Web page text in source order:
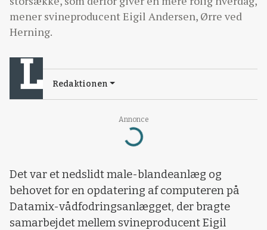
Annonce
Loading...
mener svineproducent Eigil Andersen, Ørre ved
Herning.
Redaktionen
Det var et nedslidt male-blandeanlæg og
behovet for en opdatering af computeren på
Datamix-vådfodringsanlægget, der bragte
samarbejdet mellem svineproducent Eigil